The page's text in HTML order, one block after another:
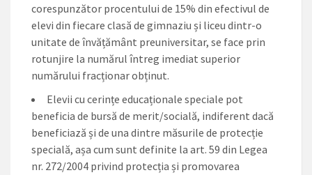
corespunzător procentului de 15% din efectivul de
elevi din fiecare clasă de gimnaziu și liceu dintr-o
unitate de învățământ preuniversitar, se face prin
rotunjire la numărul întreg imediat superior
numărului fracționar obținut.
Elevii cu cerințe educaționale speciale pot
beneficia de bursă de merit/socială, indiferent dacă
beneficiază și de una dintre măsurile de protecție
specială, așa cum sunt definite la art. 59 din Legea
nr. 272/2004 privind protecția și promovarea